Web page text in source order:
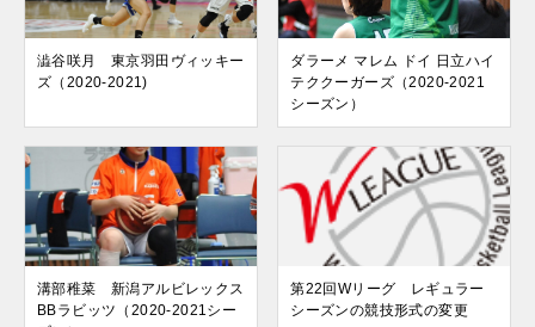
澁谷咲月 東京羽田ヴィッキー
ズ（2020-2021)
ダラーメ マレム ドイ 日立ハイ
テククーガーズ（2020-2021
シーズン）
溝部稚菜 新潟アルビレックス
BBラビッツ（2020-2021シー
第22回Wリーグ レギュラー
シーズンの競技形式の変更